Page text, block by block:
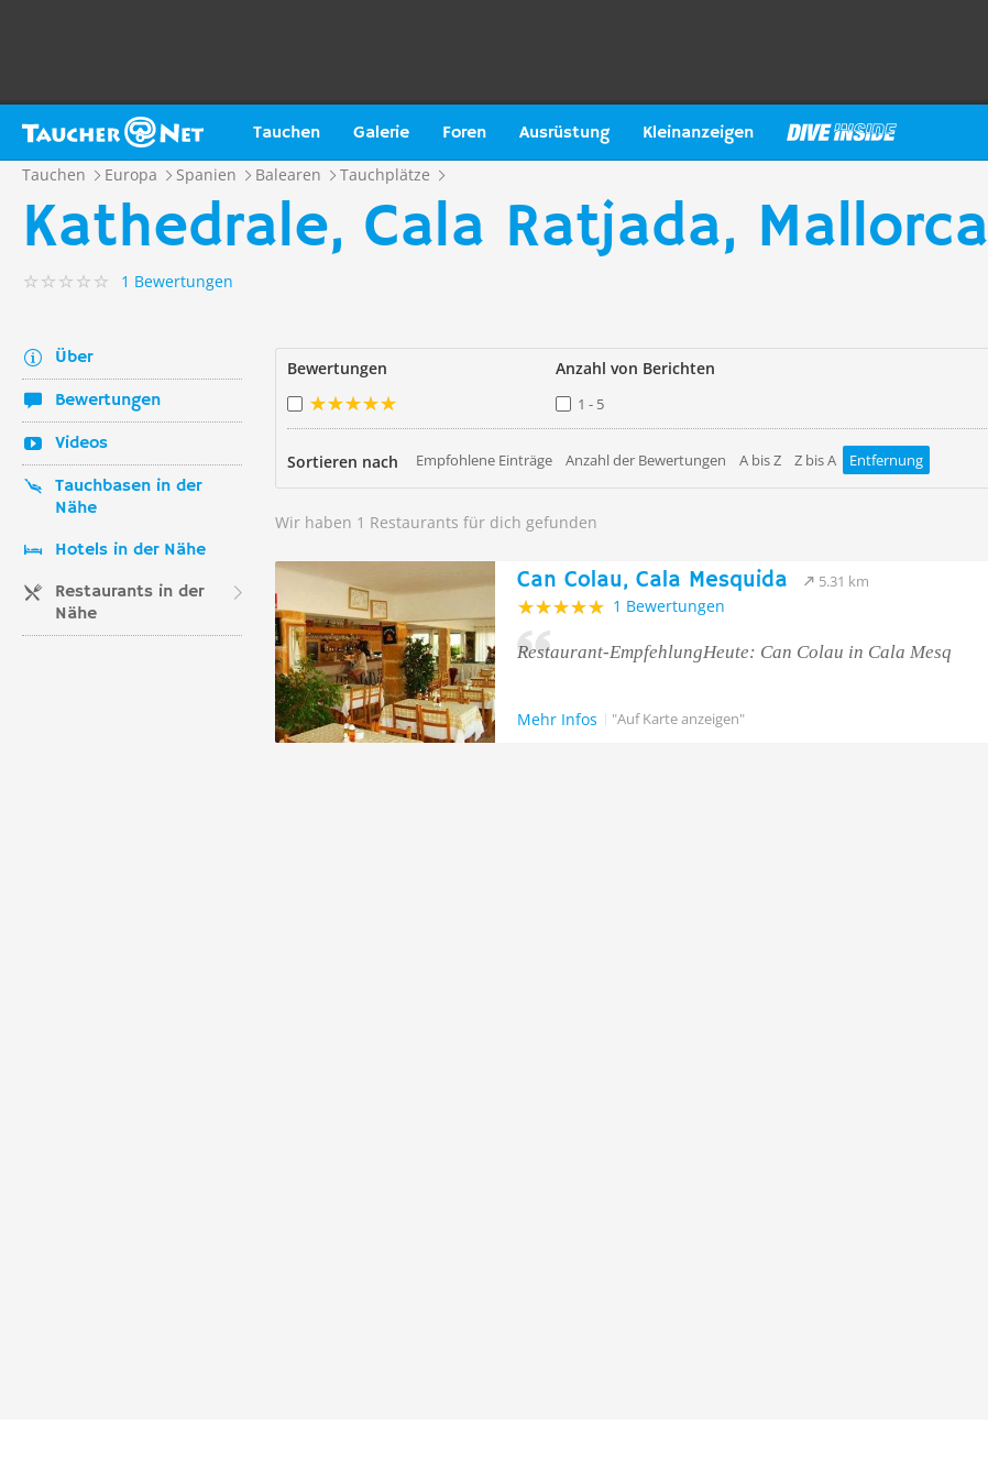
Tauchen Galerie Foren Ausrüstung Kleinanzeigen
Tauchen Europa Spanien Balearen Tauchplätze
Kathedrale, Cala Ratjada, Mallorca
1 Bewertungen
Über
Bewertungen
Videos
Tauchbasen in der
Nähe
Hotels in der Nähe
Restaurants in der
Nähe
Bewertungen Anzahl von Berichten
1 - 5
Sortieren nach Empfohlene Einträge Anzahl der Bewertungen A bis Z Z bis A Entfernung
Wir haben 1 Restaurants für dich gefunden
Can Colau, Cala Mesquida 5.31 km
1 Bewertungen
Restaurant-EmpfehlungHeute: Can Colau in Cala Mesq
Mehr Infos "Auf Karte anzeigen"